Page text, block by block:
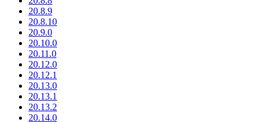
20.8.9
20.8.10
20.9.0
20.10.0
20.11.0
20.12.0
20.12.1
20.13.0
20.13.1
20.13.2
20.14.0